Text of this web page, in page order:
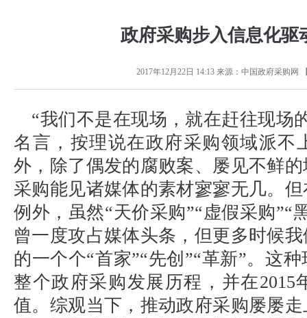
政府采购步入信息化驱
2017年12月22日 14:13来源： 中国政府采购网
“我们不是在现场，就在赶往现场
名言，按理说在政府采购领域派不
外，除了偶发的腐败案、屡见不鲜
采购能见诸媒体的素材寥寥无几。
例外，虽然“天价采购”“虚假采购”“
曾一度攻占媒体头条，但更多时候
的一个个“首家”“先创”“革新”。这
整个政府采购发展历程，并在2015
值。综观当下，推动政府采购屡屡